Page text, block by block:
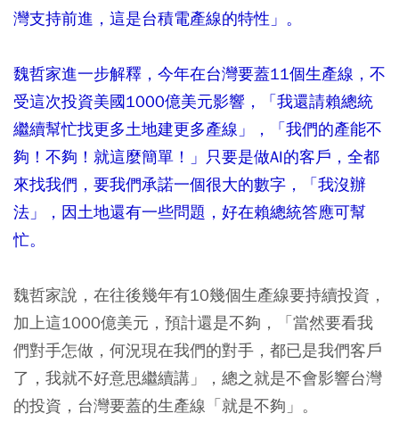
灣支持前進，這是台積電產線的特性」。
魏哲家進一步解釋，今年在台灣要蓋11個生產線，不
受這次投資美國1000億美元影響，「我還請賴總統
繼續幫忙找更多土地建更多產線」，「我們的產能不
夠！不夠！就這麼簡單！」只要是做AI的客戶，全都
來找我們，要我們承諾一個很大的數字，「我沒辦
法」
，因土地還有一些問題，好在賴總統答應可幫
忙。
魏哲家說，在往後幾年有10幾個生產線要持續投資，
加上這1000億美元，預計還是不夠，「當然要看我
們對手怎做，何況現在我們的對手，都已是我們客戶
了，我就不好意思繼續講」，總之就是不會影響台灣
的投資，台灣要蓋的生產線「就是不夠」。